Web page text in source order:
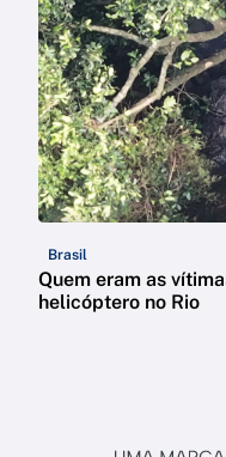
Brasil
Quem eram as
helicóptero no Rio